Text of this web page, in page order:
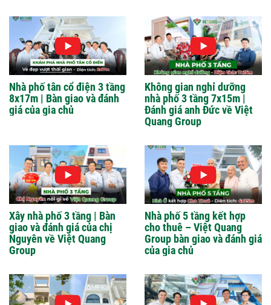
Nhà phố tân cổ điện 3 tầng
8x17m | Bàn giao và đánh
giá của gia chủ
Không gian nghỉ dưỡng
nhà phố 3 tầng 7x15m |
Đánh giá anh Đức về Việt
Quang Group
Xây nhà phố 3 tầng | Bàn
giao và đánh giá của chị
Nguyên về Việt Quang
Group
Nhà phố 5 tầng kết hợp
cho thuê – Việt Quang
Group bàn giao và đánh giá
của gia chủ